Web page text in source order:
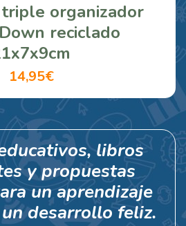
organizador
reciclado
14,95€
libros
y propuestas
un aprendizaje
desarrollo feliz.